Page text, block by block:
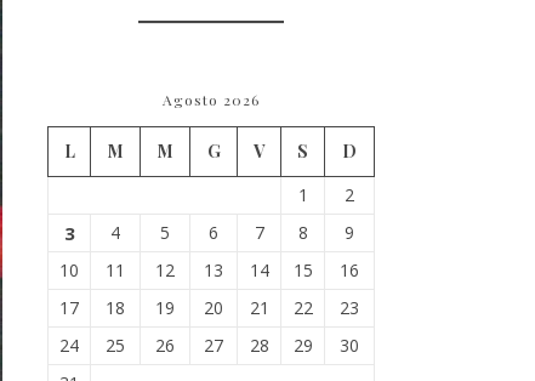
Agosto 2026
L M M G V S
D
1
2
3 4 5 6 7 8
9
10
11 12 13 14 15
16
17
18 19 20 21 22
23
24
25 26 27 28 29
30